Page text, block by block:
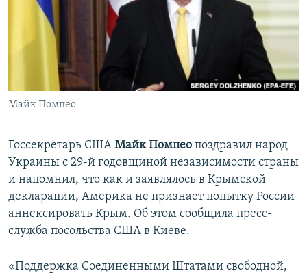
ПОБЕДИТЕЛЕЙ НЕ СУДЯТ?
КРЫМ.НЕПОКОРЕННЫЙ
УКРАИНСКАЯ ПРОБЛЕМА КРЫМА
ПРИСОЕДИНЯЙТЕСЬ!
Все сайты RFE/RL
Майк Помпео
Госсекретарь США Майк Помпео поздравил народ
Украины с 29-й годовщиной независимости страны
и напомнил, что как и заявлялось в Крымской
декларации, Америка не признает попытку России
аннексировать Крым. Об этом сообщила пресс-
служба посольства США в Киеве.
«Поддержка Соединенными Штатами свободной,